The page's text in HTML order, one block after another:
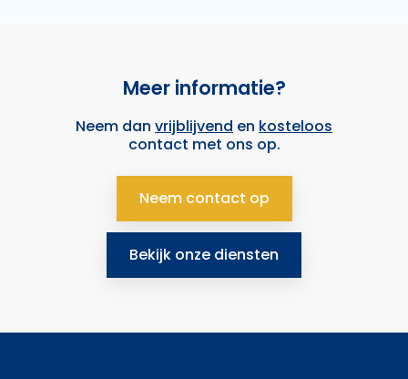
Meer informatie?
Neem dan vrijblijvend en kosteloos
contact met ons op.
Neem contact op
Bekijk onze diensten